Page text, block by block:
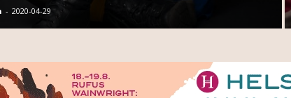
- 2020-04-29